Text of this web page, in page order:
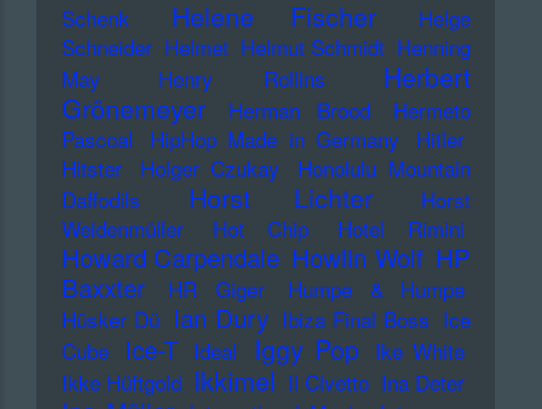
Schenk
Helene Fischer
Helge
Schneider Helmet Helmut Schmidt Henning
May
Henry Rollins
Herbert
Grönemeyer
Herman Brood
Hermeto
Pascoal
HipHop Made in Germany
Hitler
Hitster
Holger Czukay
Honolulu Mountain
Daffodils
Horst Lichter
Horst
Weidenmüller
Hot Chip Hotel Rimini
Howard Carpendale Howlin Wolf HP
Baxxter
HR Giger
Humpe & Humpe
Hüsker Dü Ian Dury Ibiza Final Boss Ice
Cube
Ice-T Ideal Iggy Pop Ike White
Ikke Hüftgold Ikkimel Il Civetto Ina Deter